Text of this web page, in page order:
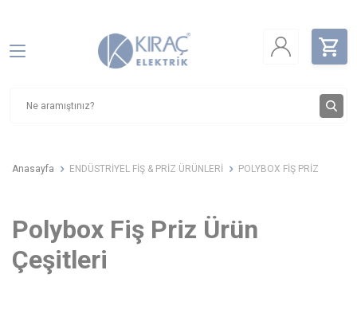
Anasayfa ENDÜSTRİYEL FİŞ & PRİZ ÜRÜNLERİ POLYBOX FİŞ PRİZ
Polybox Fiş Priz Ürün
Çeşitleri